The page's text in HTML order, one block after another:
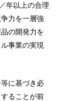
年以上の合理
力を一層強
の開発力を
事業の実現
に基づき必
ることが前